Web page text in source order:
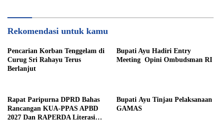
Rekomendasi untuk kamu
Pencarian Korban Tenggelam di
Curug Sri Rahayu Terus
Berlanjut
Bupati Ayu Hadiri Entry
Meeting Opini Ombudsman RI
Rapat Paripurna DPRD Bahas
Rancangan KUA-PPAS APBD
2027 Dan RAPERDA Literasi
Bupati Ayu Tinjau Pelaksanaan
GAMAS